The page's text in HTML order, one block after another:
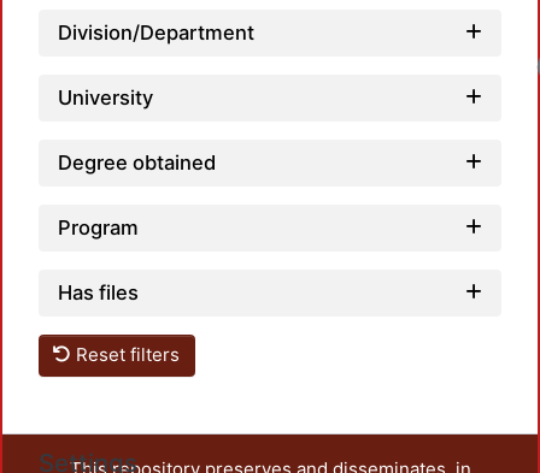
Division/Department
University
Degree obtained
Program
Has files
Reset filters
Settings